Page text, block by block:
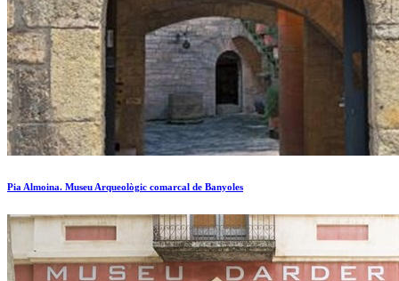
Pia Almoina. Museu Arqueològic comarcal de Banyoles